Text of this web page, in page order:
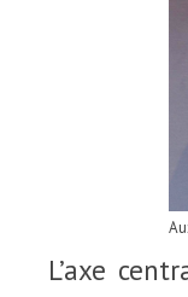
L’axe